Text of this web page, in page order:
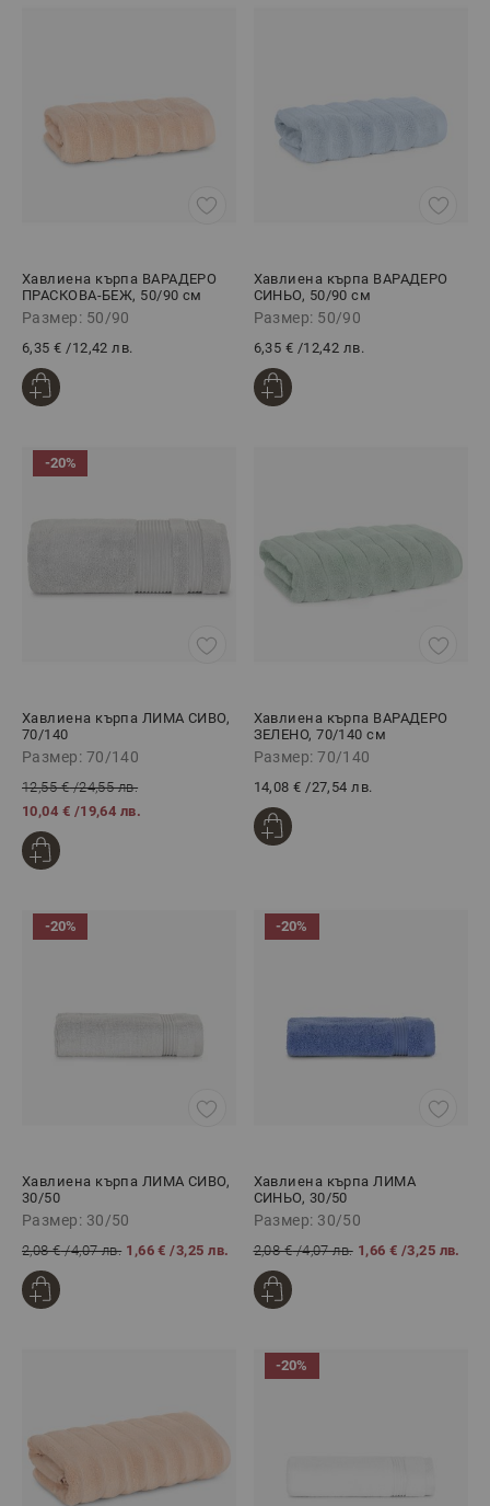
Хавлиена кърпа ВАРАДЕРО
ПРАСКОВА-БЕЖ, 50/90 см
Размер: 50/90
6,35 € /12,42 лв.
Хавлиена кърпа ВАРАДЕРО
СИНЬО, 50/90 см
Размер: 50/90
6,35 € /12,42 лв.
-20%
Хавлиена кърпа ЛИМА СИВО,
70/140
Размер: 70/140
12,55 €/24,55 лв.
10,04 € /19,64 лв.
Хавлиена кърпа ВАРАДЕРО
ЗЕЛЕНО, 70/140 см
Размер: 70/140
14,08 € /27,54 лв.
-20%
Хавлиена кърпа ЛИМА СИВО,
30/50
Размер: 30/50
2,08 €/4,07 лв. 1,66 € /3,25 лв.
-20%
Хавлиена кърпа ЛИМА
СИНЬО, 30/50
Размер: 30/50
2,08 €/4,07 лв. 1,66 € /3,25 лв.
-20%